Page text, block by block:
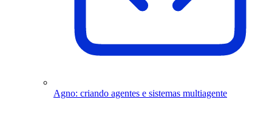
Agno: criando agentes e sistemas multiagente